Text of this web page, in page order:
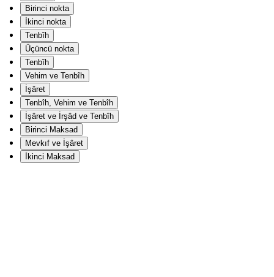
Birinci nokta
İkinci nokta
Tenbîh
Üçüncü nokta
Tenbîh
Vehim ve Tenbîh
İşâret
Tenbîh, Vehim ve Tenbîh
İşâret ve İrşâd ve Tenbîh
Birinci Maksad
Mevkıf ve İşâret
İkinci Maksad